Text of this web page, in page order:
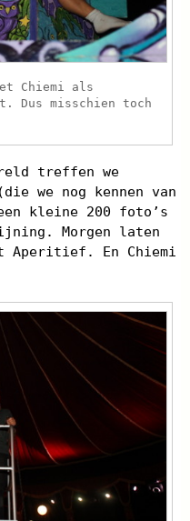
Chiemi als
Dus misschien toch
treffen we
we nog kennen van
kleine 200 foto’s
Morgen laten
Aperitief. En Chiemi